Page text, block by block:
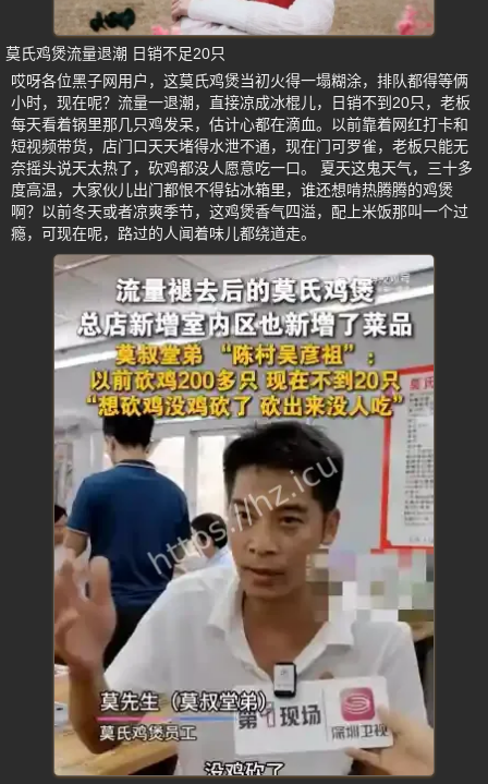
莫氏鸡煲流量退潮 日销不足20只
哎呀各位黑子网用户，这莫氏鸡煲当初火得一塌糊涂，排队都得等俩
小时，现在呢？流量一退潮，直接凉成冰棍儿，日销不到20只，老板
每天看着锅里那几只鸡发呆，估计心都在滴血。以前靠着网红打卡和
短视频带货，店门口天天堵得水泄不通，现在门可罗雀，老板只能无
奈摇头说天太热了，砍鸡都没人愿意吃一口。 夏天这鬼天气，三十多
度高温，大家伙儿出门都恨不得钻冰箱里，谁还想啃热腾腾的鸡煲
啊？以前冬天或者凉爽季节，这鸡煲香气四溢，配上米饭那叫一个过
瘾，可现在呢，路过的人闻着味儿都绕道走。